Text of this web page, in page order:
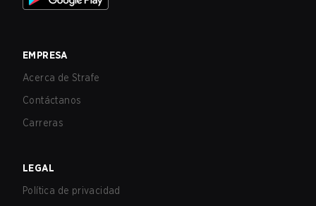
EMPRESA
Acerca de Strafe
Contáctanos
Carreras
LEGAL
Política de privacidad